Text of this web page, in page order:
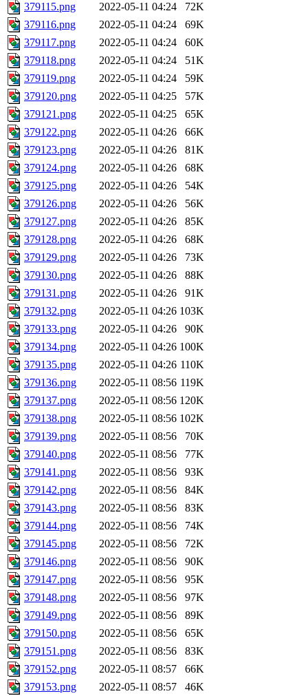
379115.png
2022-05-11 04:24
72K
379116.png
2022-05-11 04:24
69K
379117.png
2022-05-11 04:24
60K
379118.png
2022-05-11 04:24
51K
379119.png
2022-05-11 04:24
59K
379120.png
2022-05-11 04:25
57K
379121.png
2022-05-11 04:25
65K
379122.png
2022-05-11 04:26
66K
379123.png
2022-05-11 04:26
81K
379124.png
2022-05-11 04:26
68K
379125.png
2022-05-11 04:26
54K
379126.png
2022-05-11 04:26
56K
379127.png
2022-05-11 04:26
85K
379128.png
2022-05-11 04:26
68K
379129.png
2022-05-11 04:26
73K
379130.png
2022-05-11 04:26
88K
379131.png
2022-05-11 04:26
91K
379132.png
2022-05-11 04:26 103K
379133.png
2022-05-11 04:26
90K
379134.png
2022-05-11 04:26 100K
379135.png
2022-05-11 04:26 110K
379136.png
2022-05-11 08:56 119K
379137.png
2022-05-11 08:56 120K
379138.png
2022-05-11 08:56 102K
379139.png
2022-05-11 08:56
70K
379140.png
2022-05-11 08:56
77K
379141.png
2022-05-11 08:56
93K
379142.png
2022-05-11 08:56
84K
379143.png
2022-05-11 08:56
83K
379144.png
2022-05-11 08:56
74K
379145.png
2022-05-11 08:56
72K
379146.png
2022-05-11 08:56
90K
379147.png
2022-05-11 08:56
95K
379148.png
2022-05-11 08:56
97K
379149.png
2022-05-11 08:56
89K
379150.png
2022-05-11 08:56
65K
379151.png
2022-05-11 08:56
83K
379152.png
2022-05-11 08:57
66K
379153.png
2022-05-11 08:57
46K